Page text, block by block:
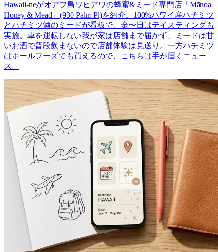
Hawaii-neがオアフ島ワヒアワの蜂蜜&ミード専門店「Mānoa
Honey & Mead」(930 Palm Pl)を紹介。100%ハワイ産ハチミツ
とハチミツ酒のミードが看板で、金〜日はテイスティングも
実施。車を運転しない我が家は店舗まで届かず、ミードは甘
いお酒で普段飲まないので店舗体験は見送り。一方ハチミツ
はホールフーズでも買えるので、こちらは手が届くニュー
ス。